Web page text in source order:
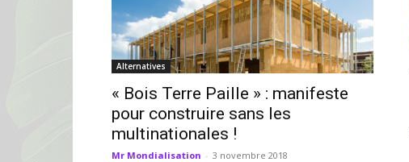
Alternatives
« Bois Terre Paille » : manifeste
pour construire sans les
multinationales !
Mr Mondialisation - 3 novembre 2018